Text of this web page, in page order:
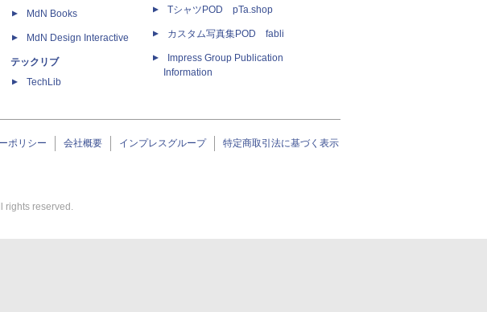
MdN Books
MdN Design Interactive
テックリブ
TechLib
TシャツPOD pTa.shop
カスタム写真集POD fabli
Impress Group Publication
Information
ポリシー 会社概要 インプレスグループ 特定商取引法に基づく表示
rights reserved.